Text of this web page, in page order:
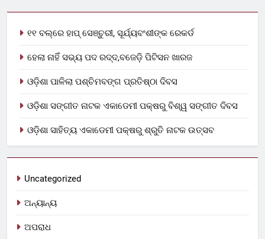
୧୧ ବଲ୍‌ରେ ହାପ୍ ସେଞ୍ଚୁରୀ, ସୂର୍ଯ୍ୟବଂଶୀଙ୍କ ରେକର୍ଡ
ହେଲା ନାହିଁ ସଭ୍ୟ ପଦ ରଦ୍ଦ,ବଜେଡ଼ି ପିଟିସନ ଖାରଜ
ଓଡ଼ିଶା ପାଳିଲା ପଶ୍ଚିମବଙ୍ଗ ପ୍ରତିଷ୍ଠା ଦିବସ
ଓଡ଼ିଶା ସଙ୍ଗୀତ ନାଟକ ଏକାଡେମୀ ପକ୍ଷରୁ ବିଶ୍ୱ ସଙ୍ଗୀତ ଦିବସ
ଓଡ଼ିଶା ସାହିତ୍ୟ ଏକାଡେମୀ ପକ୍ଷରୁ ଶ୍ରୁତି ନାଟକ ଉତ୍ସବ
Uncategorized
ଅନ୍ୟାନ୍ୟ
ଅପରାଧ